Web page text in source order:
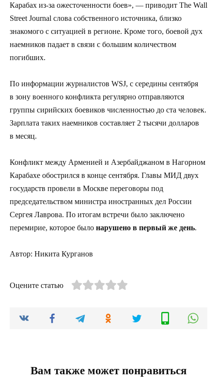
Карабах из-за ожесточенности боев», — приводит The Wall
Street Journal слова собственного источника, близко
знакомого с ситуацией в регионе. Кроме того, боевой дух
наемников падает в связи с большим количеством
погибших.
По информации журналистов WSJ, с середины сентября
в зону военного конфликта регулярно отправляются
группы сирийских боевиков численностью до ста человек.
Зарплата таких наемников составляет 2 тысячи долларов
в месяц.
Конфликт между Арменией и Азербайджаном в Нагорном
Карабахе обострился в конце сентября. Главы МИД двух
государств провели в Москве переговоры под
председательством министра иностранных дел России
Сергея Лаврова. По итогам встречи было заключено
перемирие, которое было нарушено в первый же день.
Автор: Никита Курганов
Оцените статью
Вам также может понравиться